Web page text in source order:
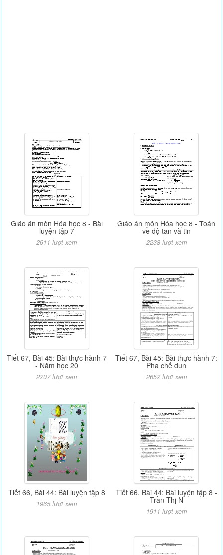
Giáo án môn Hóa học 8 - Bài
luyện tập 7
2611 lượt xem
Giáo án môn Hóa học 8 - Toán
về độ tan và tin
2238 lượt xem
Tiết 67, Bài 45: Bài thực hành 7
- Năm học 20
2207 lượt xem
Tiết 67, Bài 45: Bài thực hành 7:
Pha chế dun
2652 lượt xem
Tiết 66, Bài 44: Bài luyện tập 8
1965 lượt xem
Tiết 66, Bài 44: Bài luyện tập 8 -
Trần Thị N
1911 lượt xem